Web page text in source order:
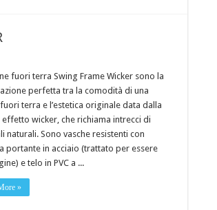
fuori terra Swing Frame Wicker sono la
perfetta tra la comodità di una
terra e l’estetica originale data dalla
effetto wicker, che richiama intrecci di
naturali. Sono vasche resistenti con
portante in acciaio (trattato per essere
e telo in PVC a ...
»